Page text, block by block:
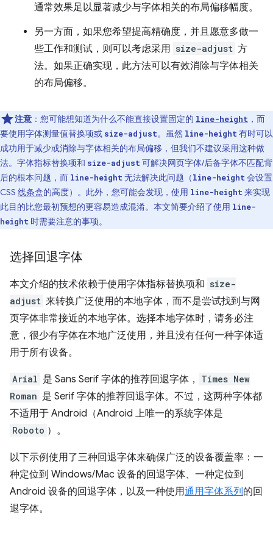
通常效果足以显著减少与字体相关的布局偏移幅度。
另一方面，如果您希望提高精确度，并且愿意多做一
些工作和测试，则可以考虑采用 size-adjust 方
法。如果正确实现，此方法可以有效消除与字体相关
的布局偏移。
注意 ：您可能想知道为什么不能直接设置固定的 line-height ，而
要使用字体测量值替换项或 size-adjust。虽然 line-height 有时可以
成功用于减少或消除与字体相关的布局偏移，但我们不建议采用这种做
法。字体指标替换项和 size-adjust 可解决网页字体/后备字体不匹配背
后的根本问题，而 line-height 无法解决此问题（line-height 会设置
CSS 线条盒的高度）。此外，您可能会发现，使用 line-height 来实现
此目的比您最初预想的更容易造成混淆。本文简要介绍了使用 line-
height 时需要注意的事项。
选择回退字体
本文介绍的技术依赖于使用字体指标替换项和 size-
adjust 来转换广泛使用的本地字体，而不是尝试找到与网
页字体非常接近的本地字体。选择本地字体时，请务必注
意，很少有字体在本地广泛使用，并且没有任何一种字体适
用于所有设备。
Arial 是 Sans Serif 字体的推荐回退字体，
Times New
Roman 是 Serif 字体的推荐回退字体。不过，这两种字体都
不适用于 Android（Android 上唯一的系统字体是
Roboto ）。
以下示例使用了三种回退字体来确保广泛的设备覆盖率：一
种定位到 Windows/Mac 设备的回退字体、一种定位到
Android 设备的回退字体，以及一种使用通用字体系列的回
退字体。